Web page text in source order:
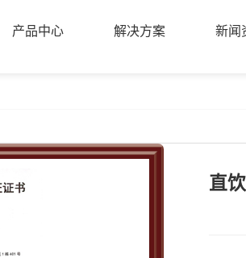
产品中心 解决方案 新闻
直